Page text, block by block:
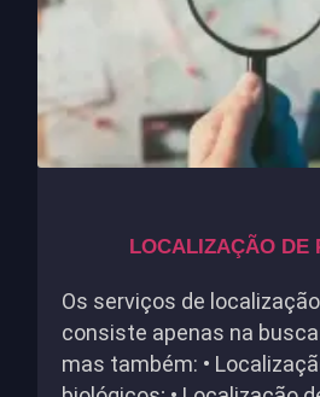
LOCALIZAÇÃO DE
Os serviços de
consiste apenas na
mas também: •